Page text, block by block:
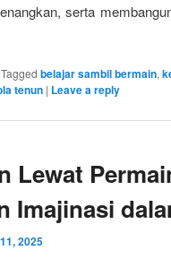
serta
Tagged belajar sambil bermain,
tenun | Leave a reply
Lewat
Imajinasi
2025